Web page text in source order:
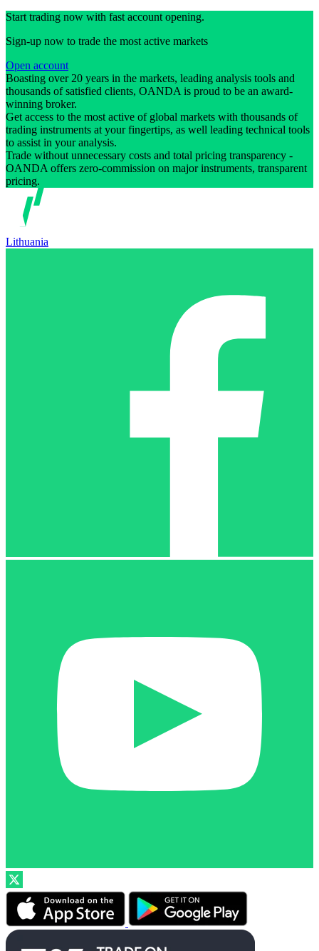
Start trading now with fast account opening.
Sign-up now to trade the most active markets
Open account
Boasting over 20 years in the markets, leading analysis tools and
thousands of satisfied clients, OANDA is proud to be an award-
winning broker.
Get access to the most active of global markets with thousands of
trading instruments at your fingertips, as well leading technical tools
to assist in your analysis.
Trade without unnecessary costs and total pricing transparency -
OANDA offers zero-commission on major instruments, transparent
pricing.
Lithuania